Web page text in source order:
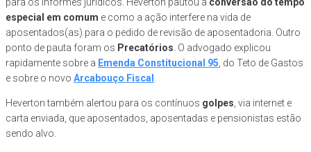
especial em comum e como a ação interfere na vida de
aposentados(as) para o pedido de revisão de aposentadoria. Outro
ponto de pauta foram os Precatórios . O advogado explicou
rapidamente sobre a Emenda Constitucional 95 , do Teto de Gastos
e sobre o novo Arcabouço Fiscal
Heverton também alertou para os contínuos golpes , via internet e
carta enviada, que aposentados, aposentadas e pensionistas estão
sendo alvo.